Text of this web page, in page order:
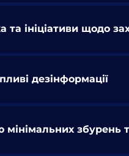
ініціативи щодо
дезінформації
збурень